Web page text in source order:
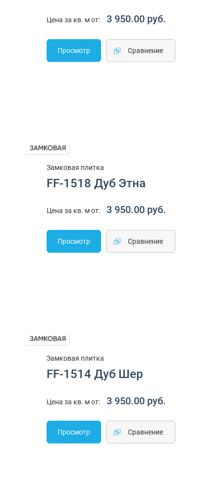
Цена за кв. м от: 3 950.00 руб.
Просмотр Cравнение
Замковая плитка
FF-1518 Дуб Этна
Цена за кв. м от: 3 950.00 руб.
Просмотр Cравнение
Замковая плитка
FF-1514 Дуб Шер
Цена за кв. м от: 3 950.00 руб.
Просмотр Cравнение